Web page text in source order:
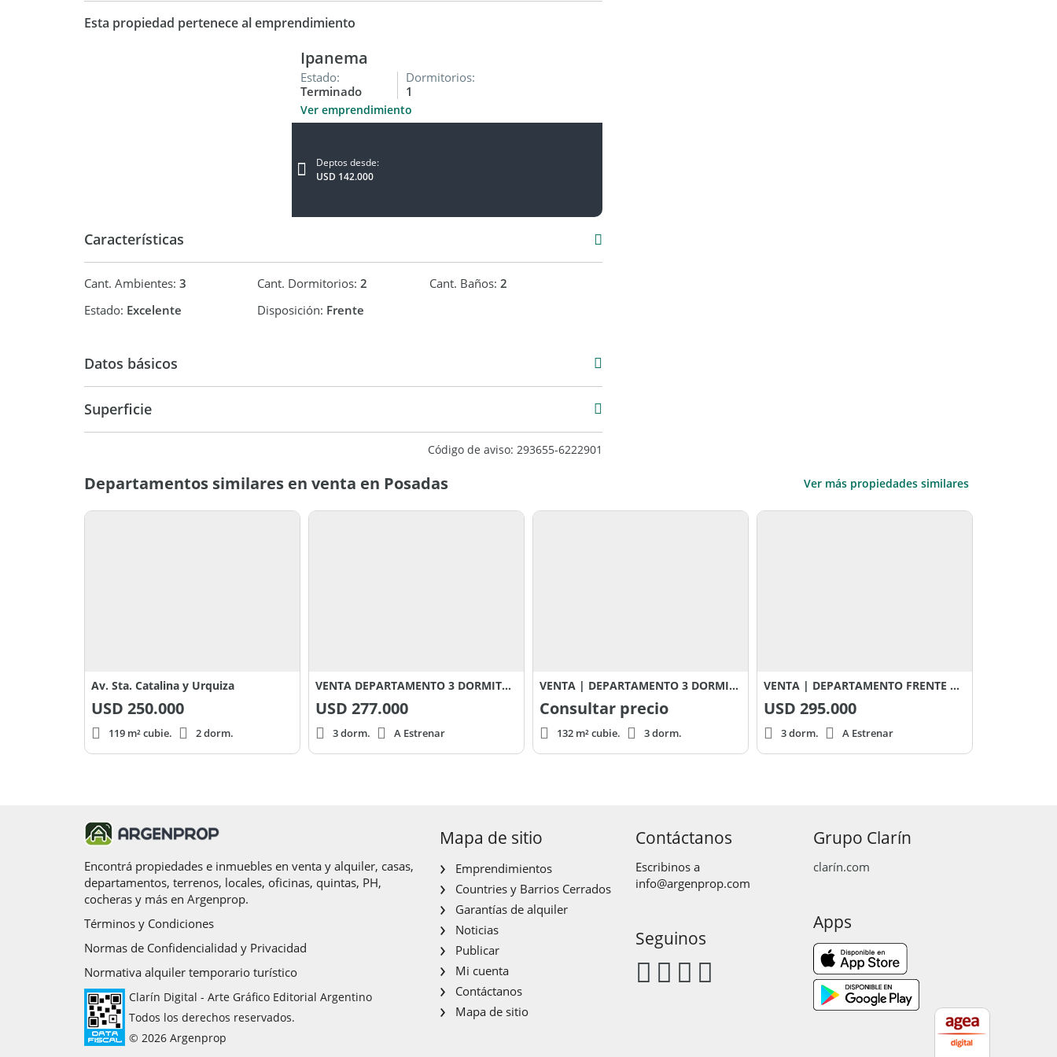
Esta propiedad pertenece al emprendimiento
Ipanema
Estado:
Terminado
Dormitorios:
1
Ver emprendimiento
Deptos desde:
USD 142.000
Características
Cant. Ambientes: 3 Cant. Dormitorios: 2 Cant. Baños:2
Estado: Excelente Disposición: Frente
Datos básicos
Departamento
Superficie
Código de aviso: 293655-6222901
Departamentos similares en venta en Posadas Ver más propiedades similares
Av. Sta. Catalina y Urquiza
USD 250.000
119 m² cubie. 2 dorm.
VENTA DEPARTAMENTO 3 DORMITORIOS DIFICIO ROCK ZAFIRO, POSADAS
USD 277.000
3 dorm. A Estrenar
VENTA | DEPARTAMENTO 3 DORMITORIOS – PROYECTO SANTA MARÍA
Consultar precio
132 m² cubie. 3 dorm.
VENTA | DEPARTAMENTO FRENTE A LA COSTANERA – POSADAS
USD 295.000
3 dorm. A Estrenar
Encontrá propiedades e inmuebles en venta y alquiler, casas,
departamentos, terrenos, locales, oficinas, quintas, PH,
cocheras y más en Argenprop.
Términos y Condiciones
Normas de Confidencialidad y Privacidad
Normativa alquiler temporario turístico
Clarín Digital - Arte Gráfico Editorial Argentino
Todos los derechos reservados.
© 2026 Argenprop
Mapa de sitio
Emprendimientos
Countries y Barrios Cerrados
Garantías de alquiler
Noticias
Publicar
Mi cuenta
Contáctanos
Mapa de sitio
Contáctanos
Escribinos a
info@argenprop.com
Seguinos
Grupo Clarín
clarín.com
Apps